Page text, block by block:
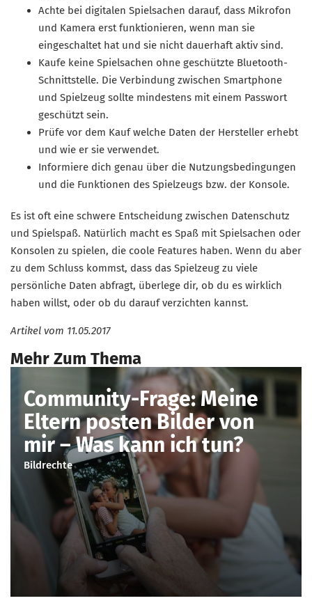
Achte bei digitalen Spielsachen darauf, dass Mikrofon
und Kamera erst funktionieren, wenn man sie
eingeschaltet hat und sie nicht dauerhaft aktiv sind.
Kaufe keine Spielsachen ohne geschützte Bluetooth-
Schnittstelle. Die Verbindung zwischen Smartphone
und Spielzeug sollte mindestens mit einem Passwort
geschützt sein.
Prüfe vor dem Kauf welche Daten der Hersteller erhebt
und wie er sie verwendet.
Informiere dich genau über die Nutzungsbedingungen
und die Funktionen des Spielzeugs bzw. der Konsole.
Es ist oft eine schwere Entscheidung zwischen Datenschutz
und Spielspaß. Natürlich macht es Spaß mit Spielsachen oder
Konsolen zu spielen, die coole Features haben. Wenn du aber
zu dem Schluss kommst, dass das Spielzeug zu viele
persönliche Daten abfragt, überlege dir, ob du es wirklich
haben willst, oder ob du darauf verzichten kannst.
Artikel vom 11.05.2017
Mehr Zum Thema
Community-Frage: Meine
Eltern posten Bilder von
mir – Was kann ich tun?
Bildrechte